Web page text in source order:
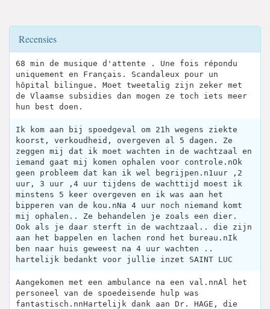
Recensies
68 min de musique d'attente . Une fois répondu
uniquement en Français. Scandaleux pour un
hôpital bilingue. Moet tweetalig zijn zeker met
de Vlaamse subsidies dan mogen ze toch iets meer
hun best doen.
Ik kom aan bij spoedgeval om 21h wegens ziekte
koorst, verkoudheid, overgeven al 5 dagen. Ze
zeggen mij dat ik moet wachten in de wachtzaal en
iemand gaat mij komen ophalen voor controle.nOk
geen probleem dat kan ik wel begrijpen.n1uur ,2
uur, 3 uur ,4 uur tijdens de wachttijd moest ik
minstens 5 keer overgeven en ik was aan het
bipperen van de kou.nNa 4 uur noch niemand komt
mij ophalen.. Ze behandelen je zoals een dier.
Ook als je daar sterft in de wachtzaal.. die zijn
aan het bappelen en lachen rond het bureau.nIk
ben naar huis geweest na 4 uur wachten ..
hartelijk bedankt voor jullie inzet SAINT LUC
Aangekomen met een ambulance na een val.nnAl het
personeel van de spoedeisende hulp was
fantastisch.nnHartelijk dank aan Dr. HAGE, die